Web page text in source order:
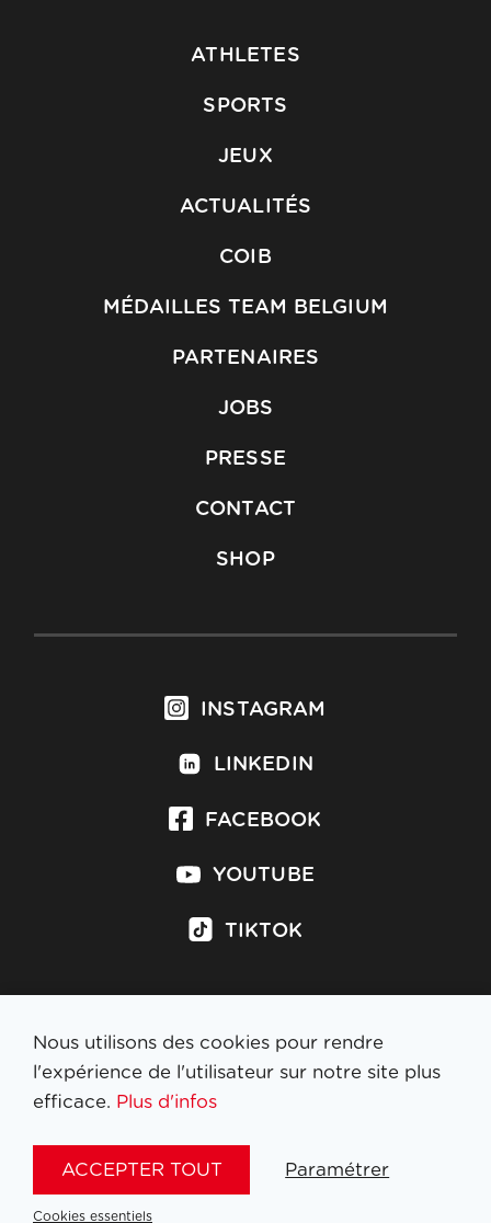
ATHLETES
SPORTS
JEUX
ACTUALITÉS
COIB
MÉDAILLES TEAM BELGIUM
PARTENAIRES
JOBS
PRESSE
CONTACT
SHOP
INSTAGRAM
LINKEDIN
FACEBOOK
YOUTUBE
TIKTOK
S'inscrire à la newsletter
Nous utilisons des cookies pour rendre
l'expérience de l'utilisateur sur notre site plus
efficace. Plus d'infos
ACCEPTER TOUT Paramétrer
Cookies essentiels